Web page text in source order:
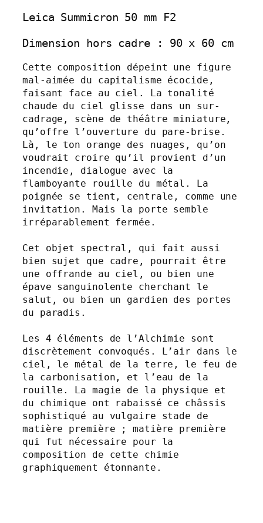
Leica Summicron 50 mm F2
Dimension hors cadre : 90 x 60 cm
Cette composition dépeint une figure
mal-aimée du capitalisme écocide,
faisant face au ciel. La tonalité
chaude du ciel glisse dans un sur-
cadrage, scène de théâtre miniature,
qu’offre l’ouverture du pare-brise.
Là, le ton orange des nuages, qu’on
voudrait croire qu’il provient d’un
incendie, dialogue avec la
flamboyante rouille du métal. La
poignée se tient, centrale, comme une
invitation. Mais la porte semble
irréparablement fermée.
Cet objet spectral, qui fait aussi
bien sujet que cadre, pourrait être
une offrande au ciel, ou bien une
épave sanguinolente cherchant le
salut, ou bien un gardien des portes
du paradis.
Les 4 éléments de l’Alchimie sont
discrètement convoqués. L’air dans le
ciel, le métal de la terre, le feu de
la carbonisation, et l’eau de la
rouille. La magie de la physique et
du chimique ont rabaissé ce châssis
sophistiqué au vulgaire stade de
matière première ; matière première
qui fut nécessaire pour la
composition de cette chimie
graphiquement étonnante.